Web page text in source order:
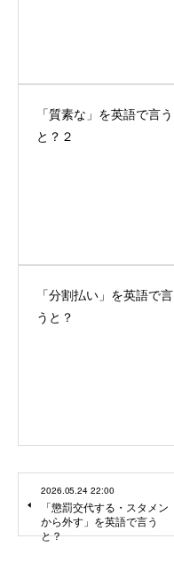
「質素な」を英語で言う
と？２
「分割払い」を英語で言
うと？
2026.05.24 22:00
「懲罰交代する・スタメン
から外す」を英語で言う
と？